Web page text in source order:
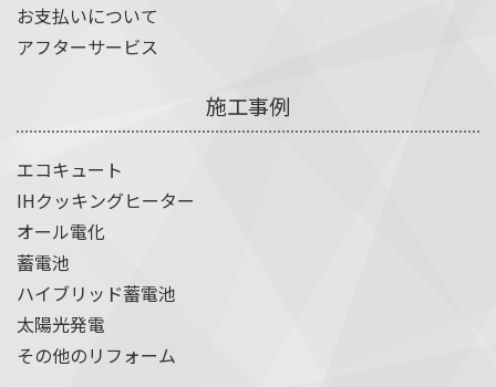
お支払いについて
アフターサービス
施工事例
エコキュート
IHクッキングヒーター
オール電化
蓄電池
ハイブリッド蓄電池
太陽光発電
その他のリフォーム